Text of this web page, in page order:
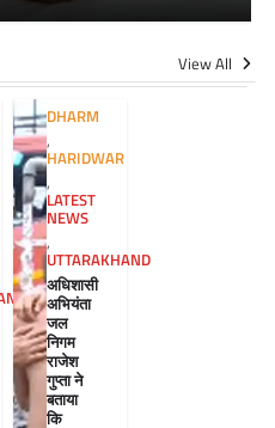
View All
DHARM
,
HARIDWAR
,
LATEST
NEWS
,
UTTARAKHAND
अधिशासी
अभियंता
जल
निगम
राजेश
गुप्ता ने
बताया
कि